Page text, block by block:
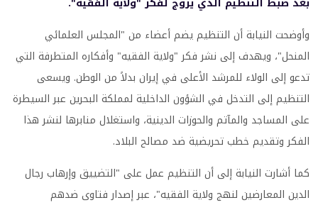
وأوضحت النيابة أن التنظيم يضم أعضاء من "المجلس العلمائي
المنحل"، ويهدف إلى نشر فكر "ولاية الفقيه" وأفكاره المتطرفة التي
تدعو إلى الولاء للمرشد الأعلى في إيران بدلاً من الوطن. ويسعى
التنظيم إلى التدخل في الشؤون الداخلية لمملكة البحرين عبر السيطرة
على المساجد والمآتم والحوزات الدينية، واستغلال منابرها لنشر هذا
الفكر وتقديم خطب تحريضية ضد مصالح البلاد.
كما أشارت النيابة إلى أن التنظيم عمل على "التضييق وإرهاب رجال
الدين المعارضين لنهج ولاية الفقيه"، عبر إصدار فتاوى ضدهم